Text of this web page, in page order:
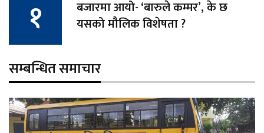
बजारमा आयो- ‘बारुले कम्मर’, के छ
यसको मौलिक विशेषता ?
सम्बन्धित समाचार